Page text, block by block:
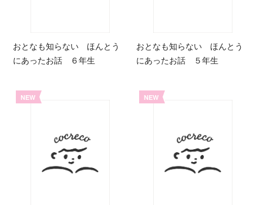
おとなも知らない ほんとう
にあったお話 ６年生
おとなも知らない ほんとう
にあったお話 ５年生
NEW NEW